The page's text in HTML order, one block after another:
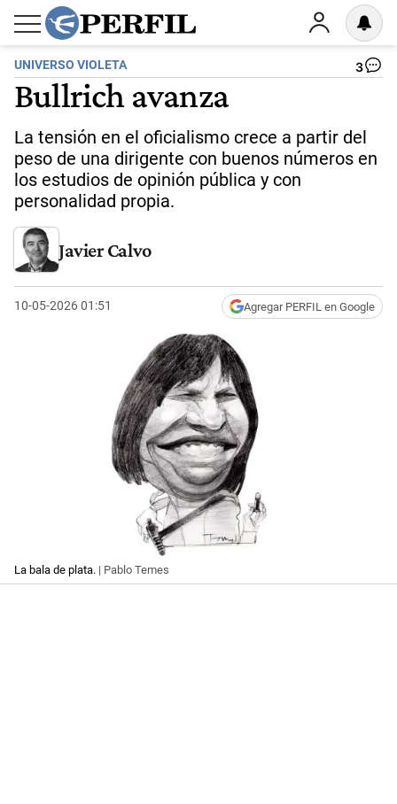
UNIVERSO VIOLETA 3
Bullrich avanza
La tensión en el oficialismo crece a partir del
peso de una dirigente con buenos números en
los estudios de opinión pública y con
personalidad propia.
Javier Calvo
10-05-2026 01:51 Agregar PERFIL en Google
La bala de plata. | Pablo Temes